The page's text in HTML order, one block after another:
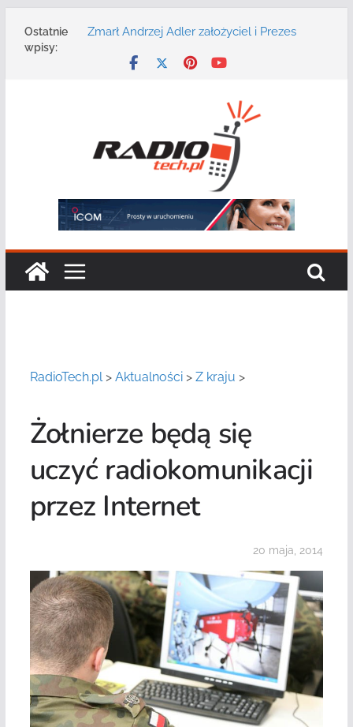
Ostatnie
wpisy:
Zmarł Andrzej Adler założyciel i Prezes
Radmor – największy polski producent
konferencję: „Bezpieczeństwo,
niezawodność i interoperacyjność
systemów teleinformatycznych”
Motorola Solutions oferuje agencjom
bezpieczeństwa publicznego usługę
łączności opartą na chmurze
Najnowszy radiotelefon MOTOTRBO R7 od
Motorola Solutions
RadioTech.pl> Aktualności> Z kraju >
Żołnierze będą się
uczyć radiokomunikacji
przez Internet
20 maja, 2014